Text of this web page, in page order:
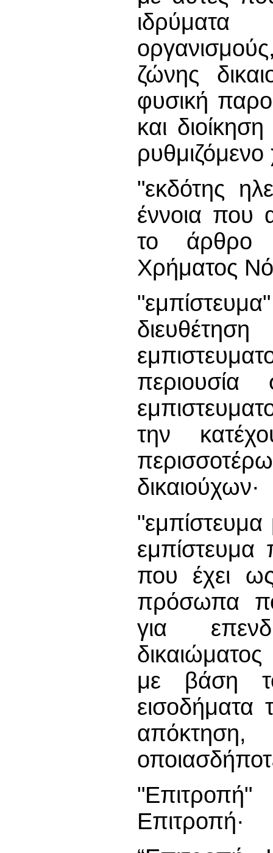
ιδρύματα
ζώνης
φυσική
και
ρυθμιζόμενο
"εκδότης
έννοια που
το άρθρο
Χρήματος
την
δικαιούχων·
εμπίστευμα
που έχει
πρόσωπα
για
με βάση
Επιτροπή·